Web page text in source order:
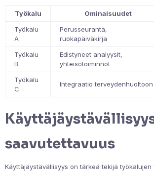
Työkalu Ominaisuudet
Työkalu
A
Perusseuranta,
ruokapäiväkirja
Työkalu
B
Edistyneet analyysit,
yhteisötoiminnot
Työkalu
C
Integraatio terveydenhuoltoon
saavutettavuus
Käyttäjäystävällisyys on tärkeä tekijä työkalujen